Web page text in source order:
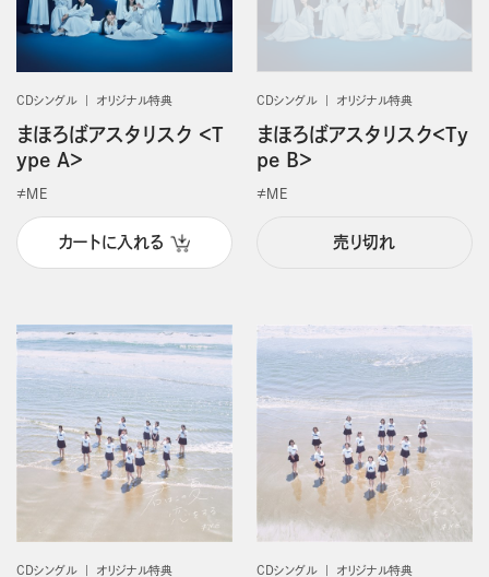
CDシングル オリジナル特典
まほろばアスタリスク ＜T
ype A＞
≠ＭＥ
カートに入れる
CDシングル オリジナル特典
まほろばアスタリスク＜Ty
pe B＞
≠ＭＥ
売り切れ
CDシングル オリジナル特典 CDシングル オリジナル特典